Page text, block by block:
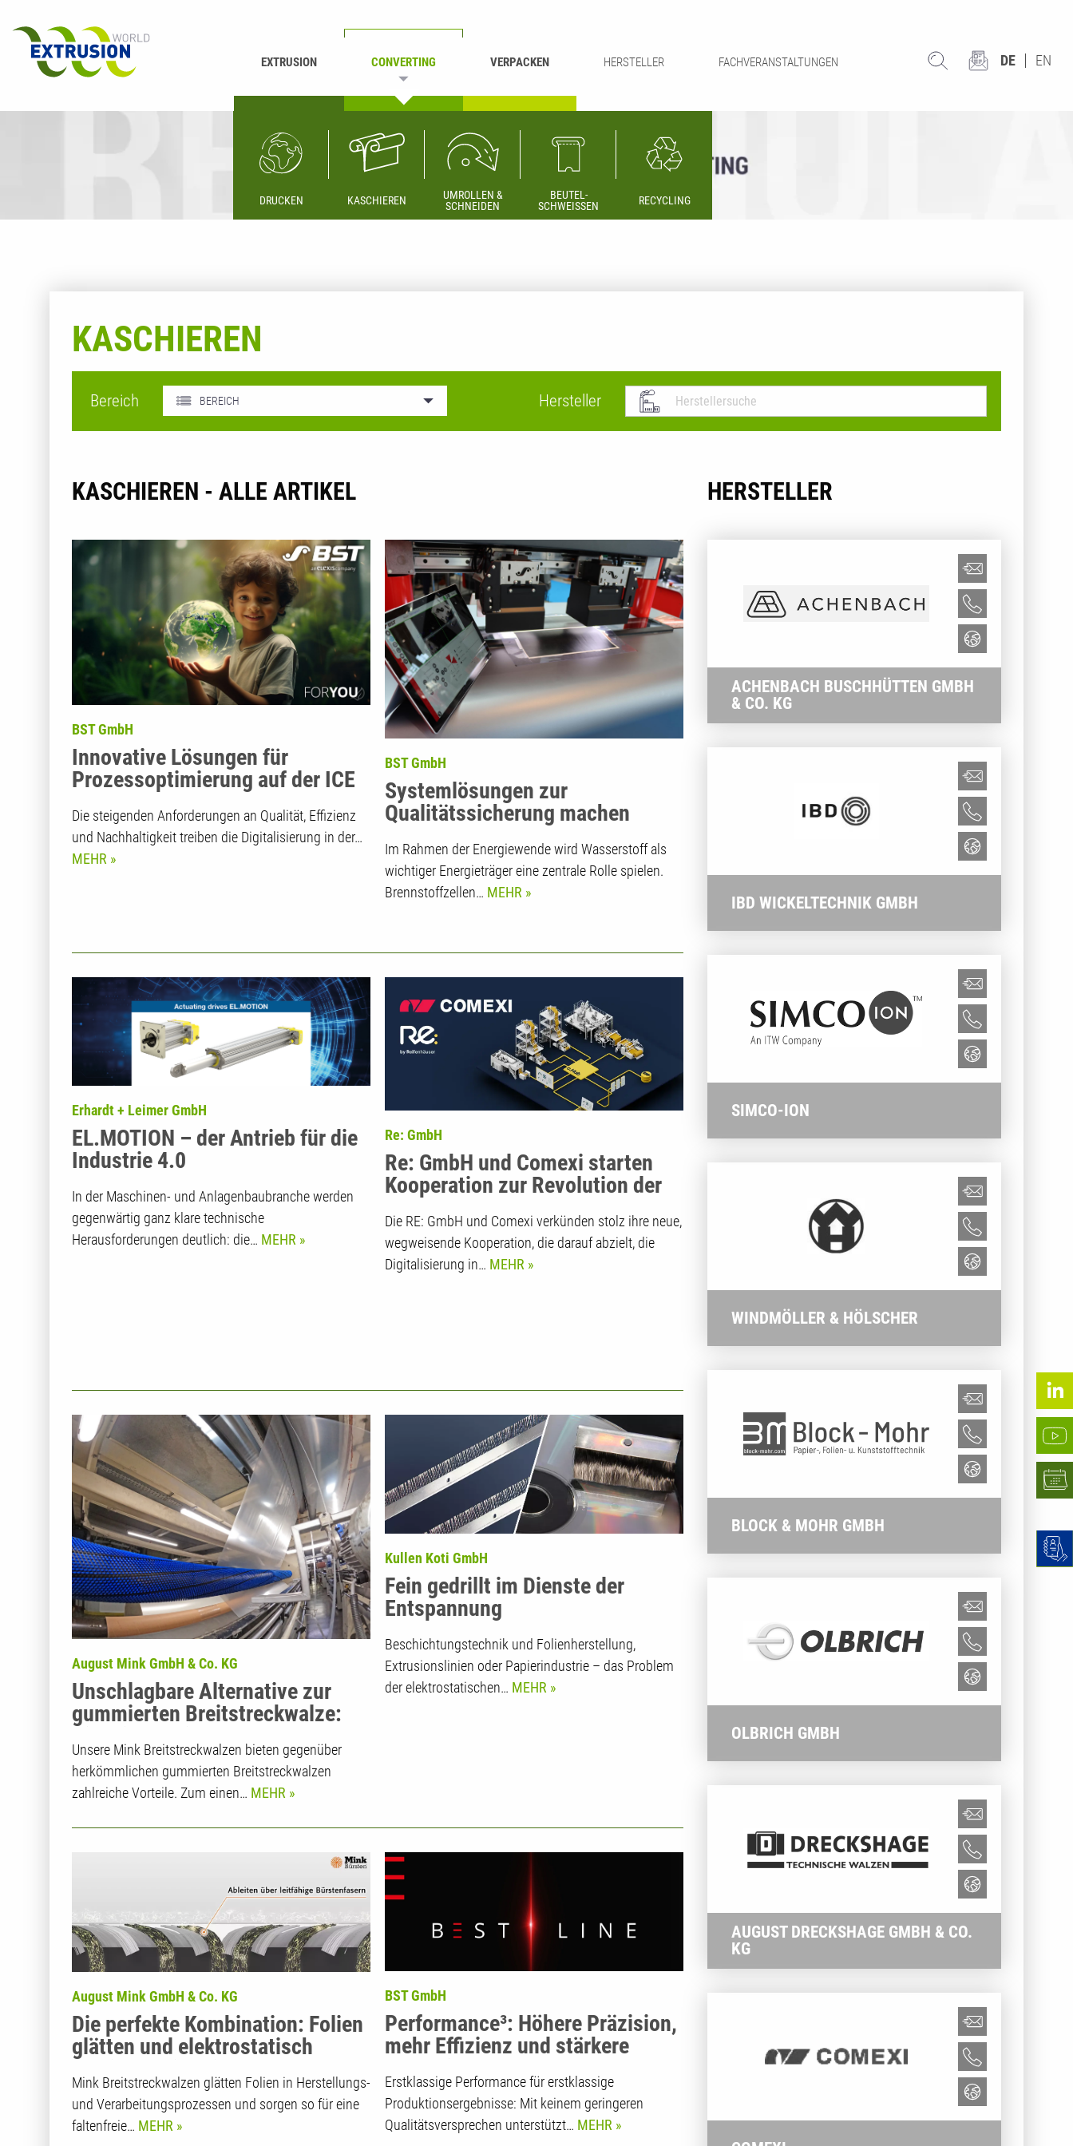
EXTRUSION CONVERTING
DRUCKEN KASCHIEREN
UMROLLEN &
SCHNEIDEN
BEUTEL-
SCHWEISSEN
RECYCLING
VERPACKEN HERSTELLER FACHVERANSTALTUNGEN DE EN
KASCHIEREN
Bereich BEREICH Hersteller
KASCHIEREN - ALLE ARTIKEL
Innovative Lösungen für
Prozessoptimierung auf der ICE
BST GmbH
Die steigenden Anforderungen an Qualität, Effizienz
und Nachhaltigkeit treiben die Digitalisierung in der…
MEHR
Systemlösungen zur
Qualitätssicherung machen
Elektrolyseurherstellung
effizienter
BST GmbH
Im Rahmen der Energiewende wird Wasserstoff als
wichtiger Energieträger eine zentrale Rolle spielen.
Brennstoffzellen… MEHR
EL.MOTION – der Antrieb für die
Industrie 4.0
Erhardt + Leimer GmbH
In der Maschinen- und Anlagenbaubranche werden
gegenwärtig ganz klare technische
Herausforderungen deutlich: die… MEHR
Re: GmbH und Comexi starten
Kooperation zur Revolution der
Verpackungsproduktion
Re: GmbH
Die RE: GmbH und Comexi verkünden stolz ihre neue,
wegweisende Kooperation, die darauf abzielt, die
Digitalisierung in… MEHR
Unschlagbare Alternative zur
gummierten Breitstreckwalze:
August Mink GmbH & Co. KG
Unsere Mink Breitstreckwalzen bieten gegenüber
herkömmlichen gummierten Breitstreckwalzen
zahlreiche Vorteile. Zum einen… MEHR
Fein gedrillt im Dienste der
Entspannung
Kullen Koti GmbH
Beschichtungstechnik und Folienherstellung,
Extrusionslinien oder Papierindustrie – das Problem
der elektrostatischen… MEHR
Die perfekte Kombination: Folien
glätten und elektrostatisch
August Mink GmbH & Co. KG
Mink Breitstreckwalzen glätten Folien in Herstellungs-
und Verarbeitungsprozessen und sorgen so für eine
faltenfreie… MEHR
Performance³: Höhere Präzision,
mehr Effizienz und stärkere
von BST setzen neue Maßstäbe
in der Qualitätssicherung
BST GmbH
Erstklassige Performance für erstklassige
Produktionsergebnisse: Mit keinem geringeren
Qualitätsversprechen unterstützt… MEHR
HERSTELLER
ACHENBACH BUSCHHÜTTEN GMBH
& CO. KG
IBD WICKELTECHNIK GMBH
SIMCO-ION
WINDMÖLLER & HÖLSCHER
BLOCK & MOHR GMBH
OLBRICH GMBH
AUGUST DRECKSHAGE GMBH & CO.
KG